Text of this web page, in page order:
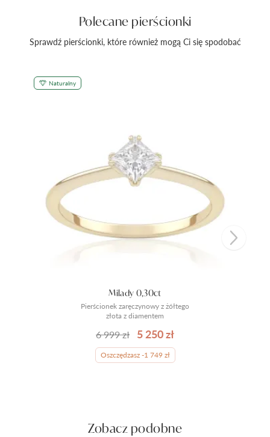
Polecane pierścionki
Sprawdź pierścionki, które również mogą Ci się spodobać
Naturalny
Pierścionek zaręczynowy z żółtego
złota z diamentem
Milady 0,30ct
6 999 zł 5 250 zł
Oszczędzasz -1 749 zł
Zobacz podobne